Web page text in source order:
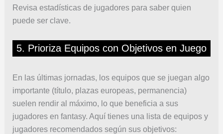
Revisa estadísticas de jugadores para saber quien
puede ser clave.
5. Prioriza Equipos con Objetivos en Juego
En las últimas jornadas, los equipos que se juegan algo
importante (título, plazas europeas, permanencia)
suelen rendir al máximo, lo que beneficia a sus
jugadores en fantasy. Aquí tienes una lista de equipos y
jugadores recomendados según sus objetivos: